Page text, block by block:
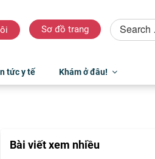
Sơ đồ trang
tức y tế Khám ở đâu!
Bài viết xem nhiều